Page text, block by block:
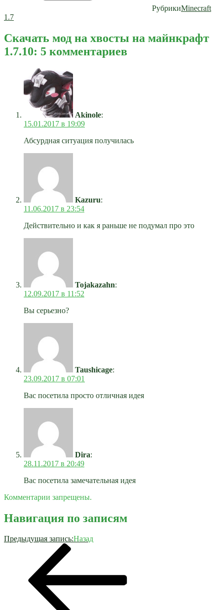
РубрикиMinecraft
1.7
Скачать мод на хвосты на майнкрафт
1.7.10: 5 комментариев
Akinole:
15.01.2017 в 19:09
Абсурдная ситуация получилась
Kazuru:
11.06.2017 в 23:54
Действительно и как я раньше не подумал про это
Tojakazahn:
12.09.2017 в 11:52
Вы серьезно?
Taushicage:
23.09.2017 в 07:01
Вас посетила просто отличная идея
Dira:
28.11.2017 в 20:49
Вас посетила замечательная идея
Комментарии запрещены.
Навигация по записям
Предыдущая запись:Назад